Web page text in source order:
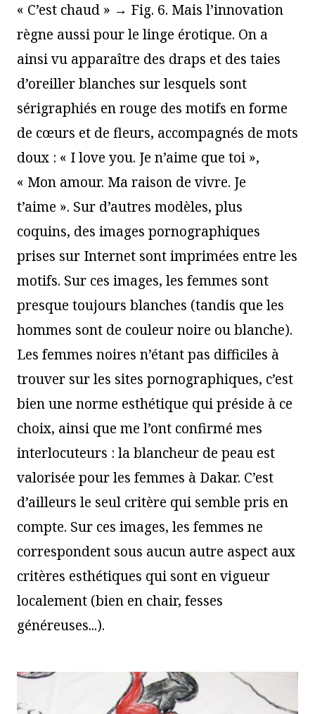
« C’est chaud » → Fig. 6. Mais l’innovation
règne aussi pour le linge érotique. On a
ainsi vu apparaître des draps et des taies
d’oreiller blanches sur lesquels sont
sérigraphiés en rouge des motifs en forme
de cœurs et de fleurs, accompagnés de mots
doux : « I love you. Je n’aime que toi »,
« Mon amour. Ma raison de vivre. Je
t’aime ». Sur d’autres modèles, plus
coquins, des images pornographiques
prises sur Internet sont imprimées entre les
motifs. Sur ces images, les femmes sont
presque toujours blanches (tandis que les
hommes sont de couleur noire ou blanche).
Les femmes noires n’étant pas difficiles à
trouver sur les sites pornographiques, c’est
bien une norme esthétique qui préside à ce
choix, ainsi que me l’ont confirmé mes
interlocuteurs : la blancheur de peau est
valorisée pour les femmes à Dakar. C’est
d’ailleurs le seul critère qui semble pris en
compte. Sur ces images, les femmes ne
correspondent sous aucun autre aspect aux
critères esthétiques qui sont en vigueur
localement (bien en chair, fesses
généreuses...).